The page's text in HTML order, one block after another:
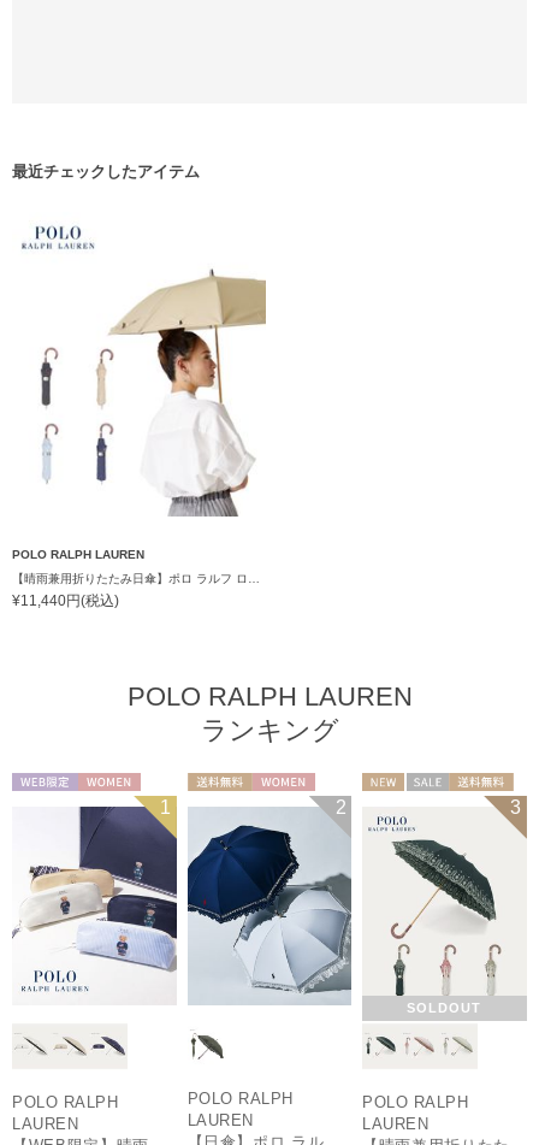
最近チェックしたアイテム
POLO RALPH LAUREN
¥11,440円(税込)
POLO RALPH LAUREN
ランキング
1
POLO RALPH
LAUREN
2
POLO RALPH
LAUREN
送料無料
ギフト向け
3
SOLDOUT
POLO RALPH
LAUREN